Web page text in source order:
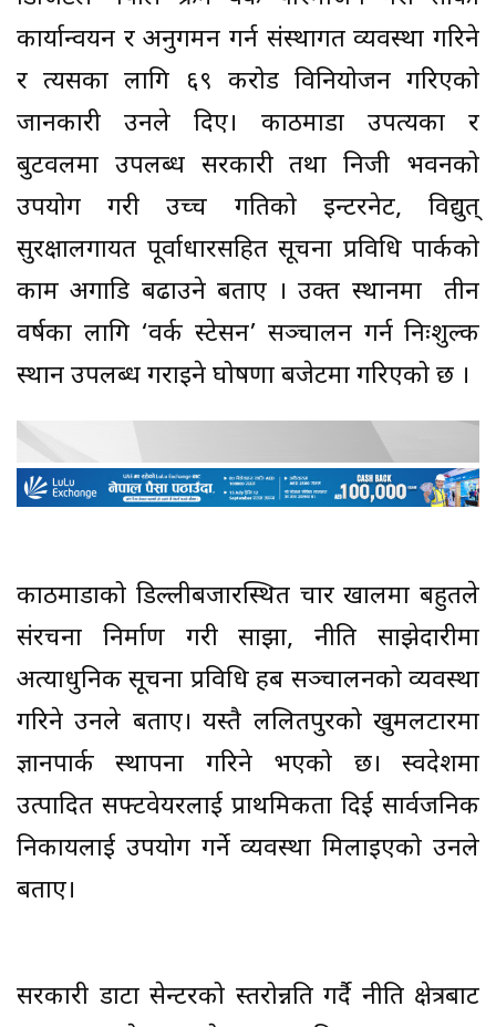
कार्यान्वयन र अनुगमन गर्न संस्थागत व्यवस्था गरिने
र त्यसका लागि ६९ करोड विनियोजन गरिएको
जानकारी उनले दिए। काठमाडौं उपत्यका र
बुटवलमा उपलब्ध सरकारी तथा निजी भवनको
उपयोग गरी उच्च गतिको इन्टरनेट, विद्युत्
सुरक्षालगायत पूर्वाधारसहित सूचना प्रविधि पार्कको
काम अगाडि बढाउने बताए । उक्त स्थानमा तीन
वर्षका लागि ‘वर्क स्टेसन’ सञ्चालन गर्न निःशुल्क
स्थान उपलब्ध गराइने घोषणा बजेटमा गरिएको छ ।
काठमाडौंको डिल्लीबजारस्थित चार खालमा बहुतले
संरचना निर्माण गरी साझा, नीति साझेदारीमा
अत्याधुनिक सूचना प्रविधि हब सञ्चालनको व्यवस्था
गरिने उनले बताए। यस्तै ललितपुरको खुमलटारमा
ज्ञानपार्क स्थापना गरिने भएको छ। स्वदेशमा
उत्पादित सफ्टवेयरलाई प्राथमिकता दिई सार्वजनिक
निकायलाई उपयोग गर्ने व्यवस्था मिलाइएको उनले
बताए।
सरकारी डाटा सेन्टरको स्तरोन्नति गर्दै नीति क्षेत्रबाट